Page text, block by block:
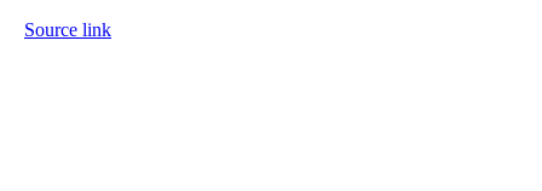
Source link